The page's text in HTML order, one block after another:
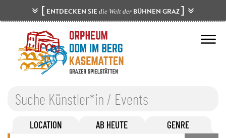
[ ENTDECKEN SIE die Welt der BÜHNEN GRAZ]
LOCATION AB HEUTE GENRE